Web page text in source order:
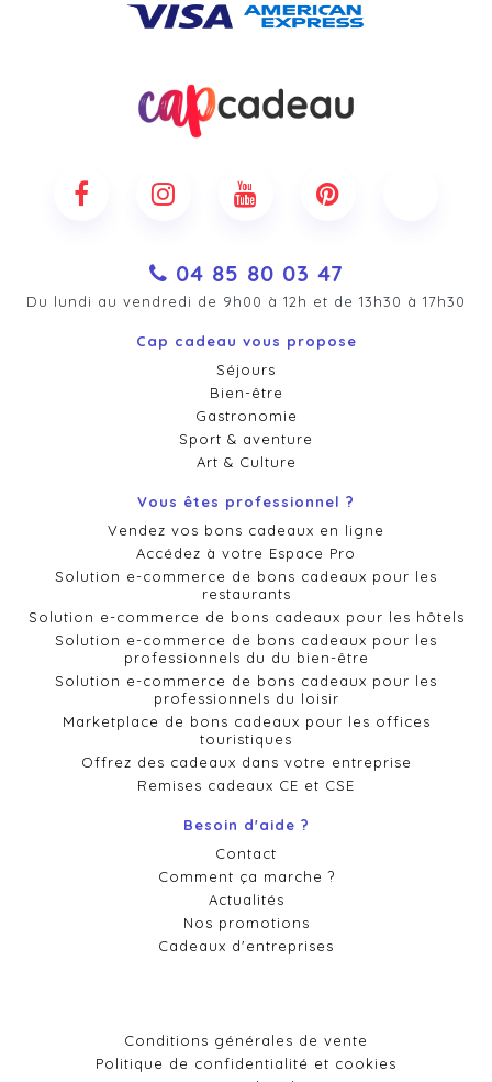
04 85 80 03 47
Du lundi au vendredi de 9h00 à 12h et de 13h30 à 17h30
Cap cadeau vous propose
Séjours
Bien-être
Gastronomie
Sport & aventure
Art & Culture
Vous êtes professionnel ?
Vendez vos bons cadeaux en ligne
Accédez à votre Espace Pro
Solution e-commerce de bons cadeaux pour les
restaurants
Solution e-commerce de bons cadeaux pour les hôtels
Solution e-commerce de bons cadeaux pour les
professionnels du du bien-être
Solution e-commerce de bons cadeaux pour les
professionnels du loisir
Marketplace de bons cadeaux pour les offices
touristiques
Offrez des cadeaux dans votre entreprise
Remises cadeaux CE et CSE
Besoin d'aide ?
Contact
Comment ça marche ?
Actualités
Nos promotions
Cadeaux d'entreprises
Conditions générales de vente
Politique de confidentialité et cookies